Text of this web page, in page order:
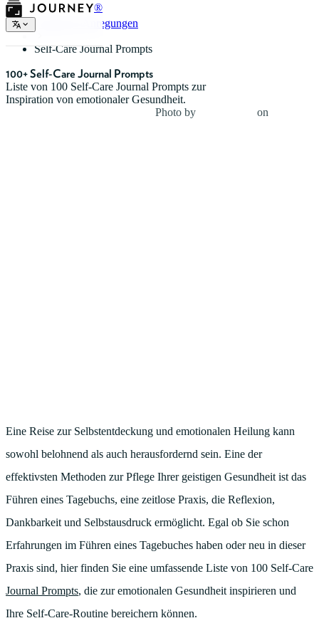
®
Tagebuch-Anregungen
Self-Care Journal Prompts
100+ Self-Care Journal Prompts
Liste von 100 Self-Care Journal Prompts zur
Inspiration von emotionaler Gesundheit.
Photo by
on
Eine Reise zur Selbstentdeckung und emotionalen Heilung kann
sowohl belohnend als auch herausfordernd sein. Eine der
effektivsten Methoden zur Pflege Ihrer geistigen Gesundheit ist das
Führen eines Tagebuchs, eine zeitlose Praxis, die Reflexion,
Dankbarkeit und Selbstausdruck ermöglicht. Egal ob Sie schon
Erfahrungen im Führen eines Tagebuches haben oder neu in dieser
Praxis sind, hier finden Sie eine umfassende Liste von 100 Self-Care
Journal Prompts, die zur emotionalen Gesundheit inspirieren und
Ihre Self-Care-Routine bereichern können.